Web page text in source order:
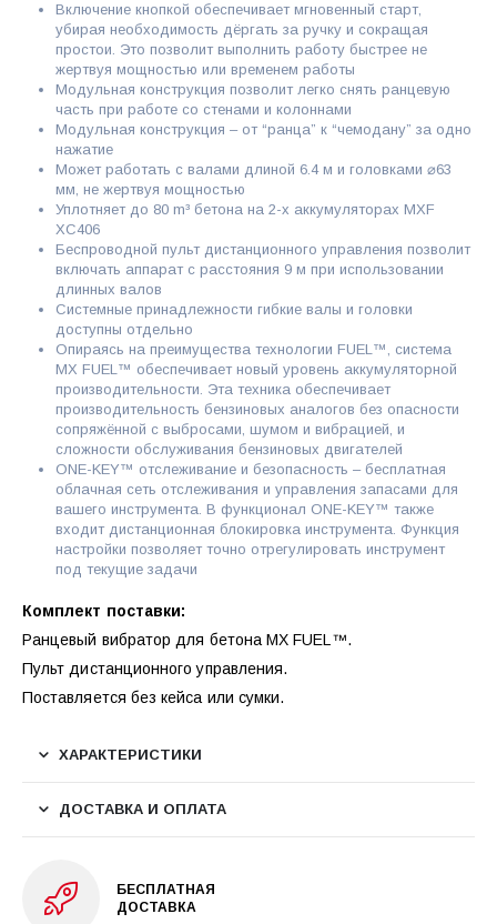
Включение кнопкой обеспечивает мгновенный старт,
убирая необходимость дёргать за ручку и сокращая
простои. Это позволит выполнить работу быстрее не
жертвуя мощностью или временем работы
Модульная конструкция позволит легко снять ранцевую
часть при работе со стенами и колоннами
Модульная конструкция – от “ранца” к “чемодану” за одно
нажатие
Может работать с валами длиной 6.4 м и головками ⌀63
мм, не жертвуя мощностью
Уплотняет до 80 m³ бетона на 2-x аккумуляторах MXF
XC406
Беспроводной пульт дистанционного управления позволит
включать аппарат с расстояния 9 м при использовании
длинных валов
Системные принадлежности гибкие валы и головки
доступны отдельно
Опираясь на преимущества технологии FUEL™, система
MX FUEL™ обеспечивает новый уровень аккумуляторной
производительности. Эта техника обеспечивает
производительность бензиновых аналогов без опасности
сопряжённой с выбросами, шумом и вибрацией, и
сложности обслуживания бензиновых двигателей
ONE-KEY™ отслеживание и безопасность – бесплатная
облачная сеть отслеживания и управления запасами для
вашего инструмента. В функционал ONE-KEY™ также
входит дистанционная блокировка инструмента. Функция
настройки позволяет точно отрегулировать инструмент
под текущие задачи
Комплект поставки:
Ранцевый вибратор для бетона MX FUEL™.
Пульт дистанционного управления.
Поставляется без кейса или сумки.
ХАРАКТЕРИСТИКИ
ДОСТАВКА И ОПЛАТА
БЕСПЛАТНАЯ
ДОСТАВКА